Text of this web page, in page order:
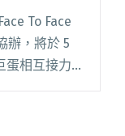
To Face
辦，將於 5
蛋相互接力
、魏如萱、